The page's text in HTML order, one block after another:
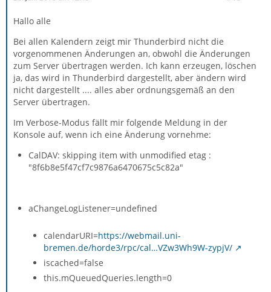
Hallo alle
Bei allen Kalendern zeigt mir Thunderbird nicht die
vorgenommenen Änderungen an, obwohl die Änderungen
zum Server übertragen werden. Ich kann erzeugen, löschen
ja, das wird in Thunderbird dargestellt, aber ändern wird
nicht dargestellt .... alles aber ordnungsgemäß an den
Server übertragen.
Im Verbose-Modus fällt mir folgende Meldung in der
Konsole auf, wenn ich eine Änderung vornehme:
CalDAV: skipping item with unmodified etag :
"8f6b8e5f47cf7c9876a6470675c5c82a"
aChangeLogListener=undefined
calendarURI=https://webmail.uni-
bremen.de/horde3/rpc/cal…VZw3Wh9W-zypjV/
iscached=false
this.mQueuedQueries.length=0